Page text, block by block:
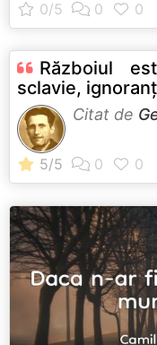
Războiul
sclavie,
Citat de